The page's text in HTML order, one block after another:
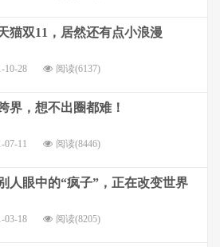
猫双11，居然还有点小浪漫
10-28 阅读(6137)
界，想不出圈都难！
07-11 阅读(8446)
人眼中的“疯子”，正在改变世界
03-18 阅读(8205)